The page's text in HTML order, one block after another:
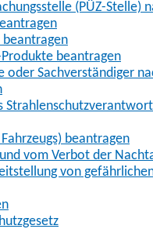
(PÜZ-Stelle)
beantragen
beantragen
Sachverständiger
beantragen
vom Verbot der
von